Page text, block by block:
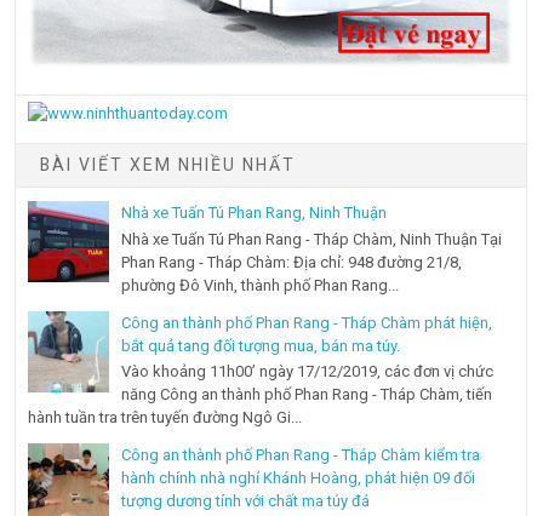
BÀI VIẾT XEM NHIỀU NHẤT
Nhà xe Tuấn Tú Phan Rang, Ninh Thuận
Nhà xe Tuấn Tú Phan Rang - Tháp Chàm, Ninh Thuận Tại
Phan Rang - Tháp Chàm: Địa chỉ: 948 đường 21/8,
phường Đô Vinh, thành phố Phan Rang...
Công an thành phố Phan Rang - Tháp Chàm phát hiện,
bắt quả tang đối tượng mua, bán ma túy.
Vào khoảng 11h00’ ngày 17/12/2019, các đơn vị chức
năng Công an thành phố Phan Rang - Tháp Chàm, tiến
hành tuần tra trên tuyến đường Ngô Gi...
Công an thành phố Phan Rang - Tháp Chàm kiểm tra
hành chính nhà nghỉ Khánh Hoàng, phát hiện 09 đối
tượng dương tính với chất ma túy đá